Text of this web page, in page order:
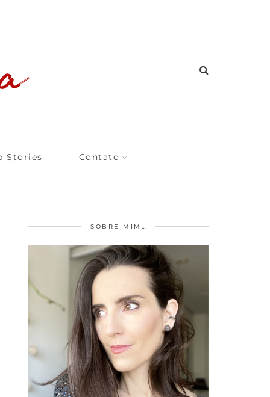
Stories Contato
SOBRE MIM…